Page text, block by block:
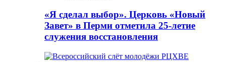
«Я сделал выбор». Церковь «Новый
Завет» в Перми отметила 25-летие
служения восстановления